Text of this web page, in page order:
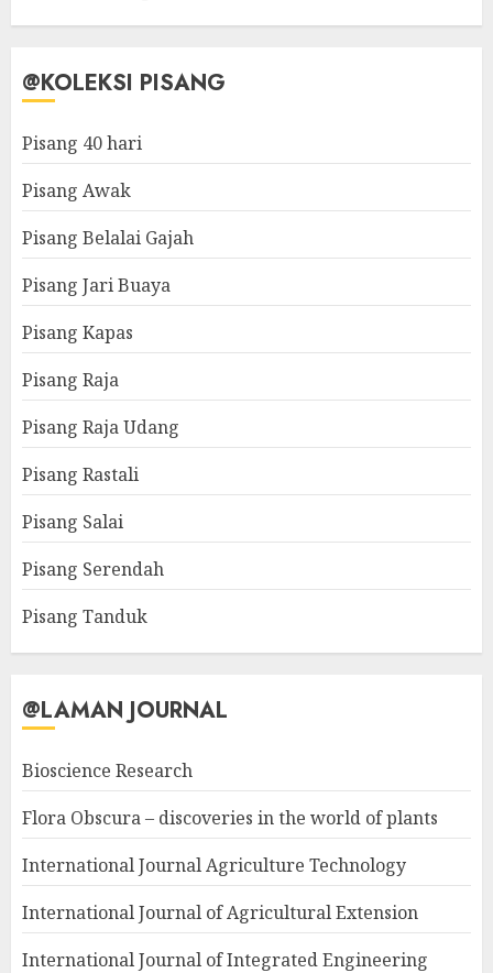
@KOLEKSI PISANG
Pisang 40 hari
Pisang Awak
Pisang Belalai Gajah
Pisang Jari Buaya
Pisang Kapas
Pisang Raja
Pisang Raja Udang
Pisang Rastali
Pisang Salai
Pisang Serendah
Pisang Tanduk
@LAMAN JOURNAL
Bioscience Research
Flora Obscura – discoveries in the world of plants
International Journal Agriculture Technology
International Journal of Agricultural Extension
International Journal of Integrated Engineering